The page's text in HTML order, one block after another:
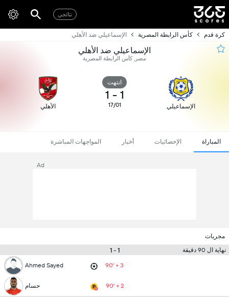
نتائجي
كرة قدم كأس الرابطة المصرية الإسماعيلي ضد الأهلي
الإسماعيلي ضد الأهلي
مصر, كأس الرابطة المصرية
الإسماعيلي
انتهت
1
-
1
17/01 الأهلي
المباراة الإحصائيات أخبار المواجهات المباشرة
Ad
مجريات
نهاية ال 90 دقيقة
1 - 1
90' + 3
Ahmed Sayed
90' + 2 حسام